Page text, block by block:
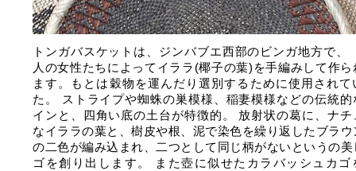
トンガバスケットは、ジンバブエ西部のビンガ地方で、
人の女性たちによってイララ(椰子の葉)を手編みして作ら
ます。もとは穀物を運んだり選別するために使用されて
た。 ストライプや蜘蛛の巣模様、稲妻模様などの伝統的
インと、四角い底の土台が特徴的。 放射状の葛に、ナチ
なイララの葉と、樹皮や根、泥で染色を繰り返したブラ
の二色が編み込まれ、二つとして同じ柄がないというの
ゴを創り出します。 また壺に似せたカラバッシュカゴ